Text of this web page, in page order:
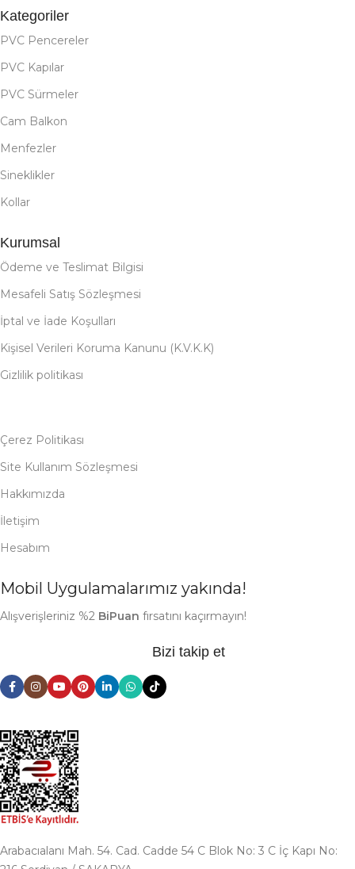
Kategoriler
PVC Pencereler
PVC Kapılar
PVC Sürmeler
Cam Balkon
Menfezler
Sineklikler
Kollar
Kurumsal
Ödeme ve Teslimat Bilgisi
Mesafeli Satış Sözleşmesi
İptal ve İade Koşulları
Kişisel Verileri Koruma Kanunu (K.V.K.K)
Gizlilik politikası
Çerez Politikası
Site Kullanım Sözleşmesi
Hakkımızda
İletişim
Hesabım
Mobil Uygulamalarımız yakında!
Alışverişleriniz %2 BiPuan fırsatını kaçırmayın!
Bizi takip et
Arabacıalanı Mah. 54. Cad. Cadde 54 C Blok No: 3 C İç Kapı No: